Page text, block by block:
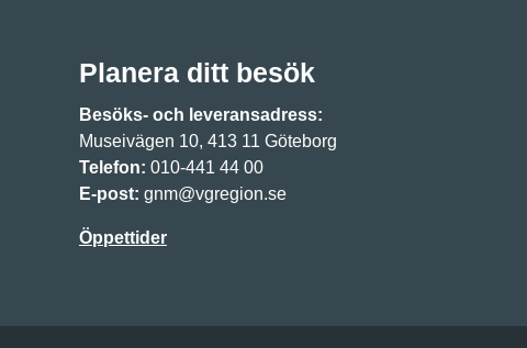
Planera ditt besök
Besöks- och leveransadress:
Museivägen 10, 413 11 Göteborg
Telefon: 010-441 44 00
E-post: gnm@vgregion.se
Öppettider